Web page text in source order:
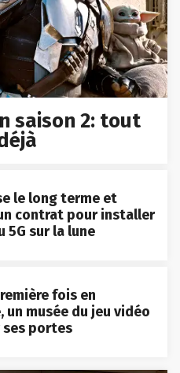
saison 2: tout
le long terme et
contrat pour installer
5G sur la lune
fois en
un musée du jeu vidéo
portes